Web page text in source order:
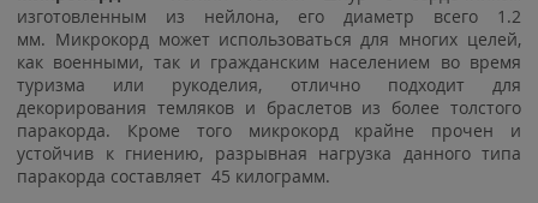
изготовленным из нейлона, его диаметр всего 1.2
мм. Микрокорд может использоваться для многих целей,
как военными, так и гражданским населением во время
туризма или рукоделия, отлично подходит для
декорирования темляков и браслетов из более толстого
паракорда. Кроме того микрокорд крайне прочен и
устойчив к гниению, разрывная нагрузка данного типа
паракорда составляет 45 килограмм.